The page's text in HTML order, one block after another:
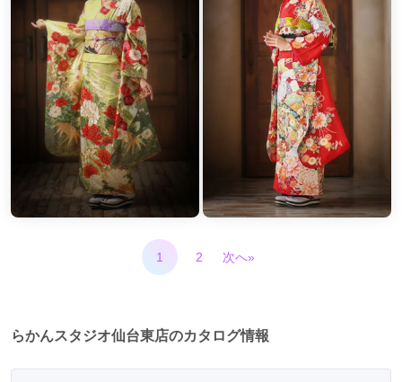
1 2 次へ»
らかんスタジオ仙台東店のカタログ情報